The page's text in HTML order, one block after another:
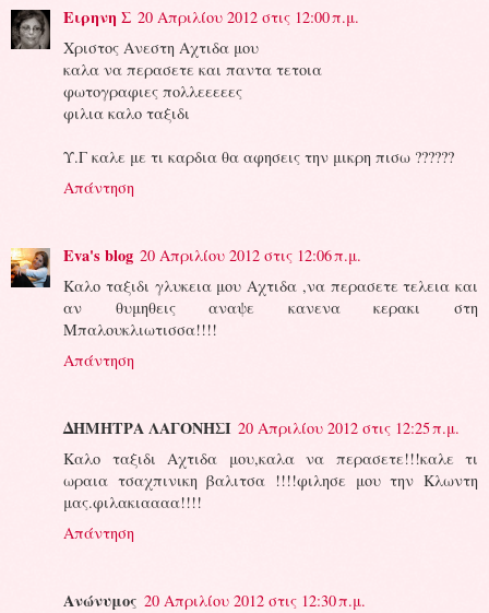
Ειρηνη Σ 20 Απριλίου 2012 στις 12:00 π.μ.
Χριστος Ανεστη Αχτιδα μου
καλα να περασετε και παντα τετοια
φωτογραφιες πολλεεεεες
φιλια καλο ταξιδι
Υ.Γ καλε με τι καρδια θα αφησεις την μικρη πισω ??????
Απάντηση
Eva's blog 20 Απριλίου 2012 στις 12:06 π.μ.
Καλο ταξιδι γλυκεια μου Αχτιδα ,να περασετε τελεια και
αν θυμηθεις αναψε κανενα κερακι στη
Μπαλουκλιωτισσα!!!!
Απάντηση
ΔΗΜΗΤΡΑ ΛΑΓΟΝΗΣΙ 20 Απριλίου 2012 στις 12:25 π.μ.
Καλο ταξιδι Αχτιδα μου,καλα να περασετε!!!καλε τι
ωραια τσαχπινικη βαλιτσα !!!!φιλησε μου την Κλωντη
μας.φιλακιαααα!!!!
Απάντηση
Ανώνυμος 20 Απριλίου 2012 στις 12:30 π.μ.